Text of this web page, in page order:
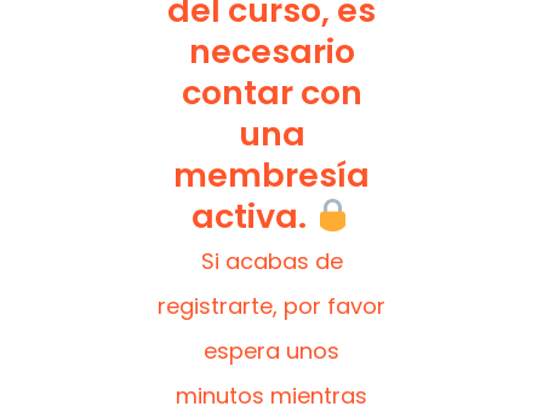
del curso, es
necesario
contar con
una
membresía
activa.
Si acabas de
registrarte, por favor
espera unos
minutos mientras